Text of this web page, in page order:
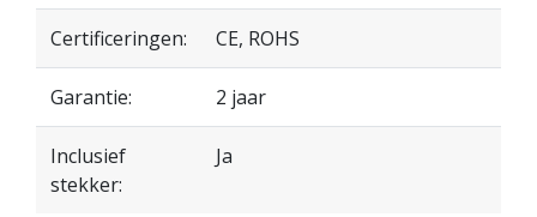
Certificeringen: CE, ROHS
Garantie: 2 jaar
Inclusief
stekker:
Ja